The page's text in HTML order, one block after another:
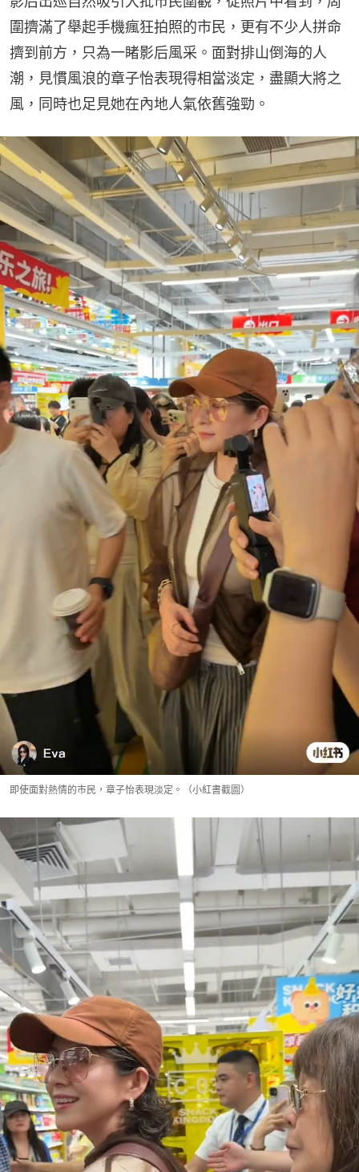
圍擠滿了舉起手機瘋狂拍照的市民，更有不少人拼命
擠到前方，只為一睹影后風采。面對排山倒海的人
潮，見慣風浪的章子怡表現得相當淡定，盡顯大將之
風，同時也足見她在內地人氣依舊強勁。
即使面對熱情的市民，章子怡表現淡定。（小紅書截圖）